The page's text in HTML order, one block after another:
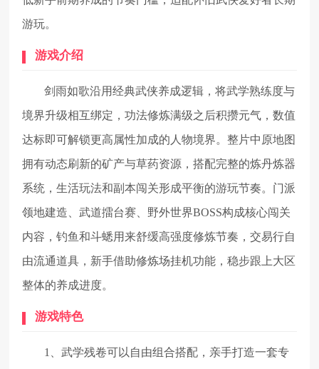
游玩。
游戏介绍
剑雨如歌沿用经典武侠养成逻辑，将武学熟练度与
境界升级相互绑定，功法修炼满级之后积攒元气，数值
达标即可解锁更高属性加成的人物境界。整片中原地图
拥有动态刷新的矿产与草药资源，搭配完整的炼丹炼器
系统，生活玩法和副本闯关形成平衡的游玩节奏。门派
领地建造、武道擂台赛、野外世界BOSS构成核心闯关
内容，钓鱼和斗蟋用来舒缓高强度修炼节奏，交易行自
由流通道具，新手借助修炼场挂机功能，稳步跟上大区
整体的养成进度。
游戏特色
1、武学残卷可以自由组合搭配，亲手打造一套专